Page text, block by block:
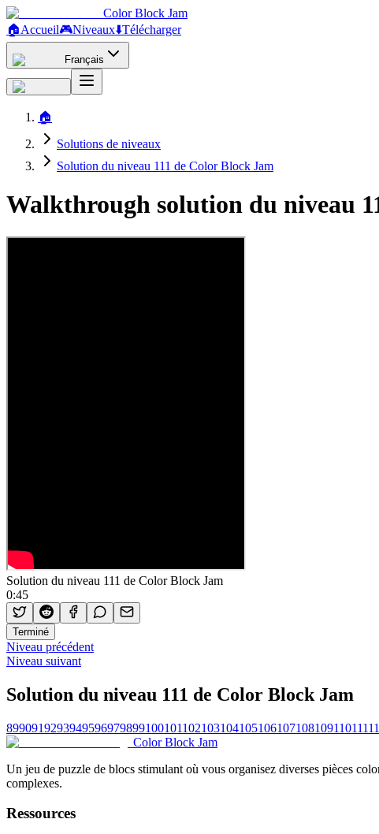
Color Block Jam
🏠Accueil🎮Niveaux⬇️Télécharger
Français
🏠
Solutions de niveaux
Solution du niveau 111 de Color Block Jam
Walkthrough solution du niveau
Solution du niveau 111 de Color Block Jam
0:45
Terminé
Niveau précédent
Niveau suivant
Solution du niveau 111 de Color Block Jam
8990919293949596979899100101102103104105106107108109110111
Color Block Jam
Un jeu de puzzle de blocs stimulant où vous organisez diverses pièces
complexes.
Ressources